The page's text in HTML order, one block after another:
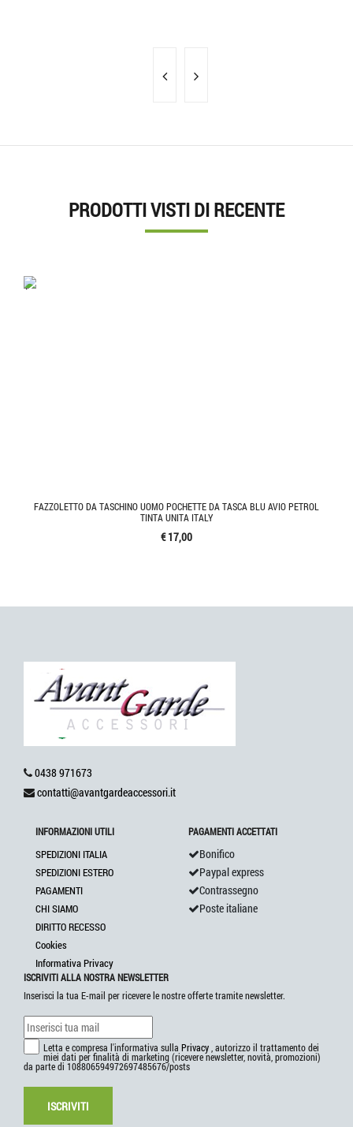
PRODOTTI VISTI DI RECENTE
'.'
FAZZOLETTO DA TASCHINO UOMO POCHETTE DA TASCA BLU AVIO PETROL
TINTA UNITA ITALY
€ 17,00
0438 971673
contatti@avantgardeaccessori.it
INFORMAZIONI UTILI
SPEDIZIONI ITALIA
SPEDIZIONI ESTERO
PAGAMENTI
CHI SIAMO
DIRITTO RECESSO
Cookies
Informativa Privacy
PAGAMENTI ACCETTATI
Bonifico
Paypal express
Contrassegno
Poste italiane
ISCRIVITI ALLA NOSTRA NEWSLETTER
Inserisci la tua E-mail per ricevere le nostre offerte tramite newsletter.
Letta e compresa l'informativa sulla Privacy, autorizzo il trattamento dei
miei dati per finalità di marketing (ricevere newsletter, novità, promozioni)
da parte di 108806594972697485676/posts
ISCRIVITI